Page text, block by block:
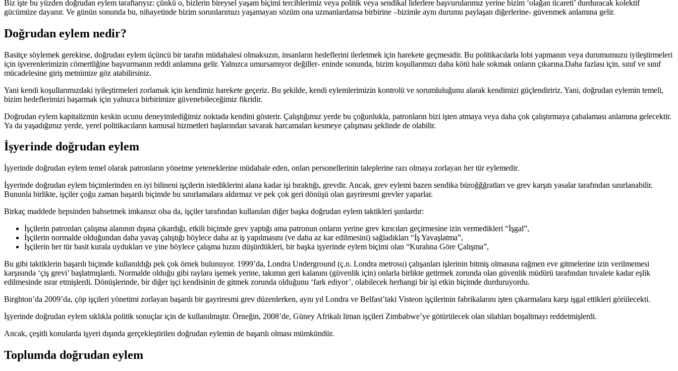
Biz işte bu yüzden doğrudan eylem taraftarıyız: çünkü o, bizlerin bireysel yaşam biçimi tercihlerimiz veya politik veya sendikal liderlere başvurularımız yerine bizim ‘olağan ticareti’ durduracak kolektif
gücümüze dayanır. Ve günün sonunda bu, nihayetinde bizim sorunlarımızı yaşamayan sözüm ona uzmanlardansa birbirine –bizimle aynı durumu paylaşan diğerlerine- güvenmek anlamına gelir.
Doğrudan eylem nedir?
Basitçe söylemek gerekirse, doğrudan eylem üçüncü bir tarafın müdahalesi olmaksızın, insanların hedeflerini ilerletmek için harekete geçmesidir. Bu politikacılarla lobi yapmanın veya durumumuzu iyileştirmeleri
için işverenlerimizin cömertliğine başvurmanın reddi anlamına gelir. Yalnızca umursamıyor değiller- eninde sonunda, bizim koşullarımızı daha kötü hale sokmak onların çıkarına.Daha fazlası için, sınıf ve sınıf
mücadelesine giriş metnimize göz atabilirsiniz.
Yani kendi koşullarımızdaki iyileştirmeleri zorlamak için kendimiz harekete geçeriz. Bu şekilde, kendi eylemlerimizin kontrolü ve sorumluluğunu alarak kendimizi güçlendiririz. Yani, doğrudan eylemin temeli,
bizim hedeflerimizi başarmak için yalnızca birbirimize güvenebileceğimiz fikridir.
Doğrudan eylem kapitalizmin keskin ucunu deneyimlediğimiz noktada kendini gösterir. Çalıştığımız yerde bu çoğunlukla, patronların bizi işten atmaya veya daha çok çalıştırmaya çabalaması anlamına gelecektir.
Ya da yaşadığımız yerde, yerel politikacıların kamusal hizmetleri başlarından savarak harcamaları kesmeye çalışması şeklinde de olabilir.
İşyerinde doğrudan eylem
İşyerinde doğrudan eylem temel olarak patronların yönetme yeteneklerine müdahale eden, onları personellerinin taleplerine razı olmaya zorlayan her tür eylemedir.
İşyerinde doğrudan eylem biçimlerinden en iyi bilineni işçilerin istediklerini alana kadar işi bıraktığı, grevdir. Ancak, grev eylemi bazen sendika büroğğğratları ve grev karşıtı yasalar tarafından sınırlanabilir.
Bununla birlikte, işçiler çoğu zaman başarılı biçimde bu sınırlamalara aldırmaz ve pek çok geri dönüşü olan gayriresmi grevler yaparlar.
Birkaç maddede hepsinden bahsetmek imkansız olsa da, işçiler tarafından kullanılan diğer başka doğrudan eylem taktikleri şunlardır:
İşçilerin patronları çalışma alanının dışına çıkardığı, etkili biçimde grev yaptığı ama patronun onların yerine grev kırıcıları geçirmesine izin vermedikleri “İşgal”,
İşçilerin normalde olduğundan daha yavaş çalıştığı böylece daha az iş yapılmasını (ve daha az kar edilmesini) sağladıkları “İş Yavaşlatma”,
İşçilerin her tür basit kurala uydukları ve yine böylece çalışma hızını düşürdükleri, bir başka işyerinde eylem biçimi olan “Kuralına Göre Çalışma”,
Bu gibi taktiklerin başarılı biçimde kullanıldığı pek çok örnek bulunuyor. 1999’da, Londra Underground (ç.n. Londra metrosu) çalışanları işlerinin bitmiş olmasına rağmen eve gitmelerine izin verilmemesi
karşısında ‘çiş grevi’ başlatmışlardı. Normalde olduğu gibi raylara işemek yerine, takımın geri kalanını (güvenlik için) onlarla birlikte getirmek zorunda olan güvenlik müdürü tarafından tuvalete kadar eşlik
edilmesinde ısrar etmişlerdi. Dönüşlerinde, bir diğer işçi kendisinin de gitmek zorunda olduğunu ‘fark ediyor’, olabilecek herhangi bir işi etkin biçimde durduruyordu.
Birghton’da 2009’da, çöp işçileri yönetimi zorlayan başarılı bir gayriresmi grev düzenlerken, aynı yıl Londra ve Belfast’taki Visteon işçilerinin fabrikalarını işten çıkarmalara karşı işgal ettikleri görülecekti.
İşyerinde doğrudan eylem sıklıkla politik sonuçlar için de kullanılmıştır. Örneğin, 2008’de, Güney Afrikalı liman işçileri Zimbabwe’ye götürülecek olan silahları boşaltmayı reddetmişlerdi.
Ancak, çeşitli konularda işyeri dışında gerçekleştirilen doğrudan eylemin de başarılı olması mümkündür.
Toplumda doğrudan eylem